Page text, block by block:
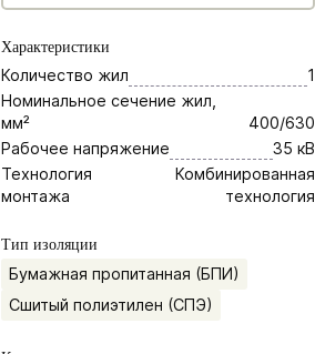
Характеристики
Количество жил
1
Номинальное сечение жил,
мм²
400/630
Рабочее напряжение
35 кВ
Технология
монтажа
Комбинированная
технология
Тип изоляции
Бумажная пропитанная (БПИ)
Сшитый полиэтилен (СПЭ)